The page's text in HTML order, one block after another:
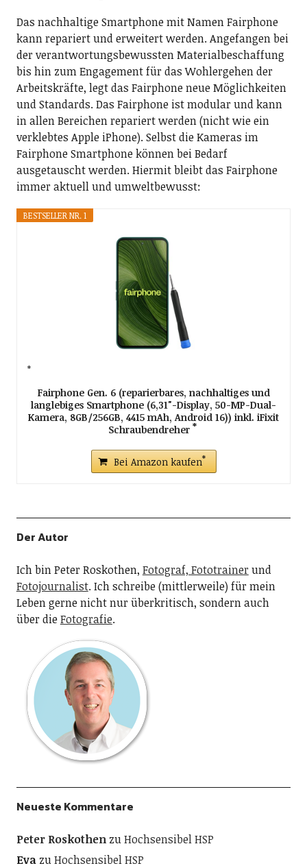
Das nachhaltige Smartphone mit Namen Fairphone
kann repariert und erweitert werden. Angefangen bei
der verantwortungsbewussten Materialbeschaffung
bis hin zum Engagement für das Wohlergehen der
Arbeitskräfte, legt das Fairphone neue Möglichkeiten
und Standards. Das Fairphone ist modular und kann
in allen Bereichen repariert werden (nicht wie ein
verklebtes Apple iPhone). Selbst die Kameras im
Fairphone Smartphone können bei Bedarf
ausgetauscht werden. Hiermit bleibt das Fairphone
immer aktuell und umweltbewusst:
BESTSELLER NR. 1
Fairphone Gen. 6 (reparierbares, nachhaltiges und
langlebiges Smartphone (6,31"-Display, 50-MP-Dual-
Kamera, 8GB/256GB, 4415 mAh, Android 16)) inkl. iFixit
Schraubendreher
Bei Amazon kaufen
Der Autor
Ich bin Peter Roskothen, Fotograf, Fototrainer und
Fotojournalist. Ich schreibe (mittlerweile) für mein
Leben gerne nicht nur überkritisch, sondern auch
über dieFotografie.
Neueste Kommentare
Peter RoskothenzuHochsensibel HSP
EvazuHochsensibel HSP